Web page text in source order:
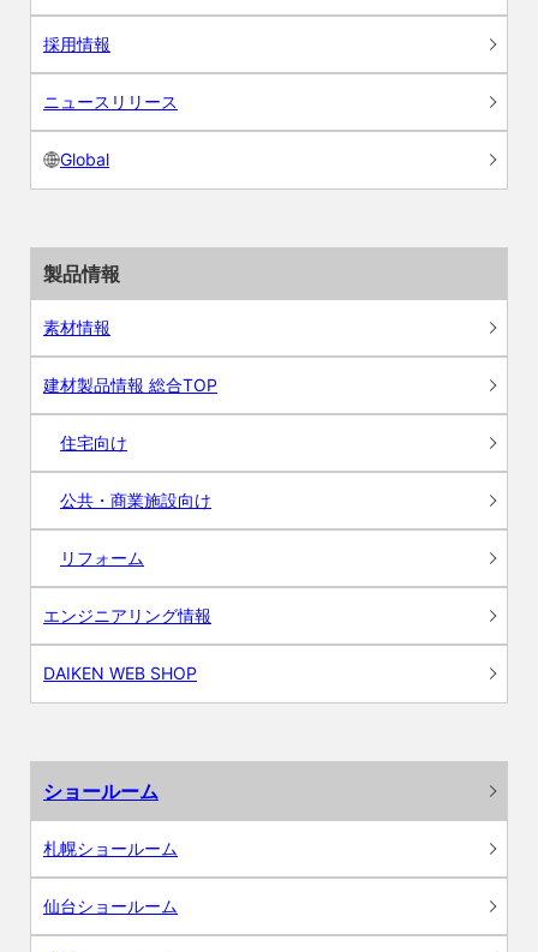
採用情報
ニュースリリース
Global
製品情報
素材情報
建材製品情報 総合TOP
住宅向け
公共・商業施設向け
リフォーム
エンジニアリング情報
DAIKEN WEB SHOP
ショールーム
札幌ショールーム
仙台ショールーム